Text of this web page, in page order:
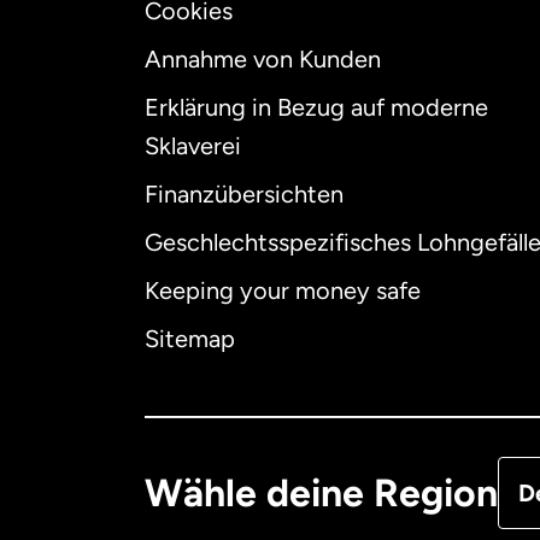
Cookies
Annahme von Kunden
Erklärung in Bezug auf moderne
Sklaverei
Finanzübersichten
Geschlechtsspezifisches Lohngefälle
Keeping your money safe
Sitemap
Wähle deine Region